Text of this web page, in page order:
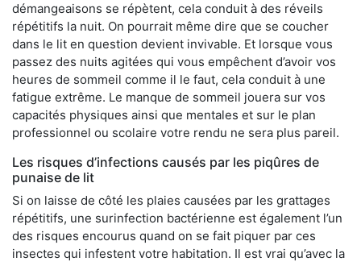
démangeaisons se répètent, cela conduit à des réveils
répétitifs la nuit. On pourrait même dire que se coucher
dans le lit en question devient invivable. Et lorsque vous
passez des nuits agitées qui vous empêchent d’avoir vos
heures de sommeil comme il le faut, cela conduit à une
fatigue extrême. Le manque de sommeil jouera sur vos
capacités physiques ainsi que mentales et sur le plan
professionnel ou scolaire votre rendu ne sera plus pareil.
Les risques d’infections causés par les piqûres de
punaise de lit
Si on laisse de côté les plaies causées par les grattages
répétitifs, une surinfection bactérienne est également l’un
des risques encourus quand on se fait piquer par ces
insectes qui infestent votre habitation. Il est vrai qu’avec la